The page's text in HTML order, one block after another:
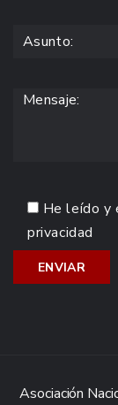
He leído y
privacidad
Asociación